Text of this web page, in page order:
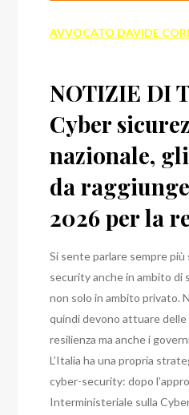
AVVOCATO DAVIDE
NOTIZIE DI
Cyber
nazionale,
da
2026 per la
Si sente parlare sempre più
security anche in ambito di
non solo in ambito privato.
quindi devono attuare
resilienza ma anche i
L’Italia ha una propria
cyber-security: dopo
Interministeriale sulla